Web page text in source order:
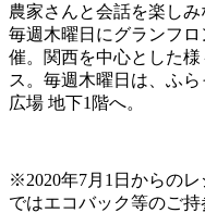
農家さんと会話を楽しみ
毎週木曜日にグランフ
催。関西を中心とした
ス。毎週木曜日は、ふ
広場 地下1階へ。
※2020年7月1日からの
ではエコバック等のご